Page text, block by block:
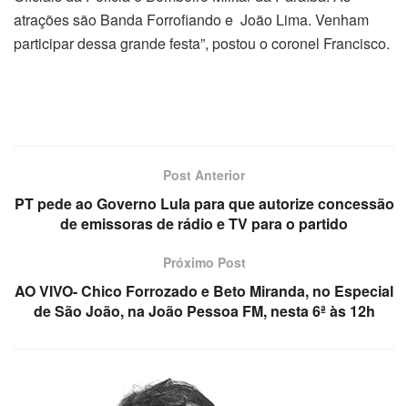
atrações são Banda Forrofiando e João Lima. Venham
participar dessa grande festa”, postou o coronel Francisco.
Post Anterior
PT pede ao Governo Lula para que autorize concessão
de emissoras de rádio e TV para o partido
Próximo Post
AO VIVO- Chico Forrozado e Beto Miranda, no Especial
de São João, na João Pessoa FM, nesta 6ª às 12h